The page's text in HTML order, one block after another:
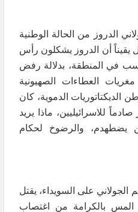
الدروز من الحالة الوطنية
يقيناً أن الدروز يشكلون رأس
في المنطقة، بدلالة رفض
العطاءات الصهيونية
الديكتاتوريات الدموية، كان
للاسرائيليين، ماذا يريد
يضطهدم، والرضوخ لحكام
الجولاني على السويداء، يقتل
بالكرامة من اغتصاب